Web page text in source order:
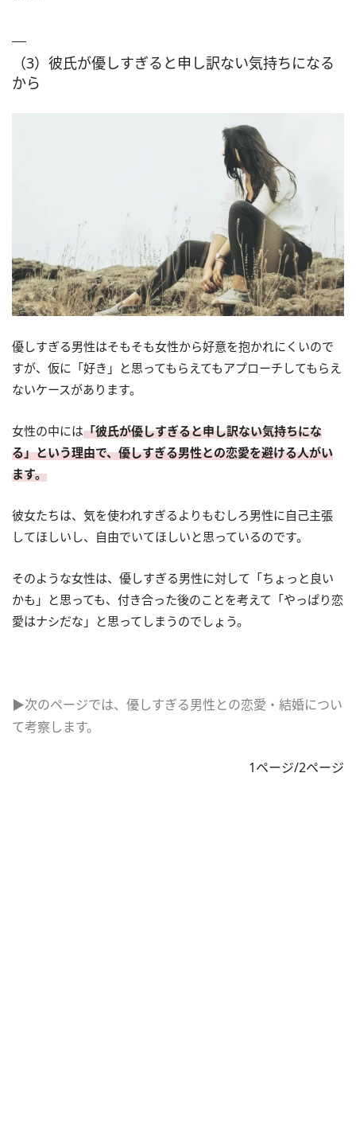
（3）彼氏が優しすぎると申し訳ない気持ちになる
から
優しすぎる男性はそもそも女性から好意を抱かれにくいので
すが、仮に「好き」と思ってもらえてもアプローチしてもらえ
ないケースがあります。
女性の中には「彼氏が優しすぎると申し訳ない気持ちにな
る」という理由で、優しすぎる男性との恋愛を避ける人がい
ます。
彼女たちは、気を使われすぎるよりもむしろ男性に自己主張
してほしいし、自由でいてほしいと思っているのです。
そのような女性は、優しすぎる男性に対して「ちょっと良い
かも」と思っても、付き合った後のことを考えて「やっぱり恋
愛はナシだな」と思ってしまうのでしょう。
▶次のページでは、優しすぎる男性との恋愛・結婚につい
て考察します。
1ページ/2ページ